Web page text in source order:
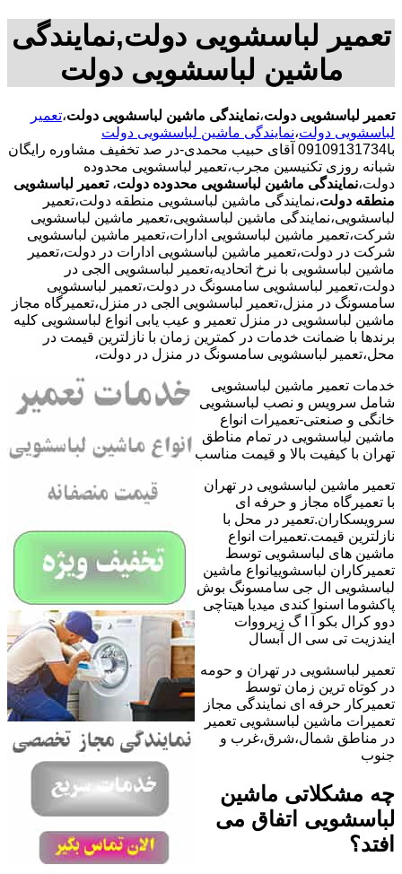
تعمیر لباسشویی دولت,نمایندگی
ماشین لباسشویی دولت
تعمیر لباسشویی دولت،نمایندگی ماشین لباسشویی دولت،تعمیر
لباسشویی دولت،نمایندگی ماشین لباسشویی دولت
با09109131734 آقای حبیب محمدی-در صد تخفیف مشاوره رایگان
شبانه روزی تکنیسین مجرب،تعمیر لباسشویی محدوده
دولت،نمایندگی ماشین لباسشویی محدوده دولت، تعمیر لباسشویی
منطقه دولت،نمایندگی ماشین لباسشویی منطقه دولت،تعمیر
لباسشویی،نمایندگی ماشین لباسشویی،تعمیر ماشین لباسشویی
شرکت،تعمیر ماشین لباسشویی ادارات،تعمیر ماشین لباسشویی
شرکت در دولت،تعمیر ماشین لباسشویی ادارات در دولت،تعمیر
ماشین لباسشویی با نرخ اتحادیه،تعمیر لباسشویی الجی در
دولت،تعمیر لباسشویی سامسونگ در دولت،تعمیر لباسشویی
سامسونگ در منزل،تعمیر لباسشویی الجی در منزل،تعمیرگاه مجاز
ماشین لباسشویی در منزل تعمیر و عیب یابی انواع لباسشویی کلیه
برندها با ضمانت خدمات در کمترین زمان با نازلترین قیمت در
محل،تعمیر لباسشویی سامسونگ در منزل در دولت،
خدمات تعمیر ماشین لباسشویی
شامل سرویس و نصب لباسشویی
خانگی و صنعتی-تعمیرات انواع
ماشین لباسشویی در تمام مناطق
تهران با کیفیت بالا و قیمت مناسب
تعمیر ماشین لباسشویی در تهران
با تعمیرگاه مجاز و حرفه ای
سرویسکاران.تعمیر در محل با
نازلترین قیمت.تعمیرات انواع
ماشین های لباسشویی توسط
تعمیرکاران لباسشوییانواع ماشین
لباسشویی ال جی سامسونگ بوش
پاکشوما اسنوا کندی میدیا هیتاچی
دوو کرال بکو آ ا گ زیرووات
ایندزیت تی سی ال آبسال
تعمیر لباسشویی در تهران و حومه
در کوتاه ترین زمان توسط
تعمیرکار حرفه ای نمایندگی مجاز
تعمیرات ماشین لباسشویی تعمیر
در مناطق شمال،شرق،غرب و
جنوب
چه مشکلاتی ماشین
لباسشویی اتفاق می
افتد؟